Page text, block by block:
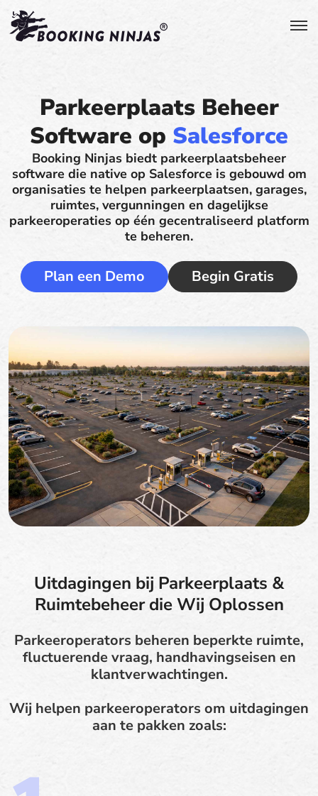
Parkeerplaats Beheer
Software op Salesforce
Booking Ninjas biedt parkeerplaatsbeheer
software die native op Salesforce is gebouwd om
organisaties te helpen parkeerplaatsen, garages,
ruimtes, vergunningen en dagelijkse
parkeeroperaties op één gecentraliseerd platform
te beheren.
Plan een Demo Begin Gratis
Uitdagingen bij Parkeerplaats &
Ruimtebeheer die Wij Oplossen
Parkeeroperators beheren beperkte ruimte,
fluctuerende vraag, handhavingseisen en
klantverwachtingen.
Wij helpen parkeeroperators om uitdagingen
aan te pakken zoals: